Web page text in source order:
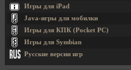
Игры для iPad
Java-игры для мобилки
Игры для КПК (Pocket PC)
Игры для Symbian
Русские версии игр